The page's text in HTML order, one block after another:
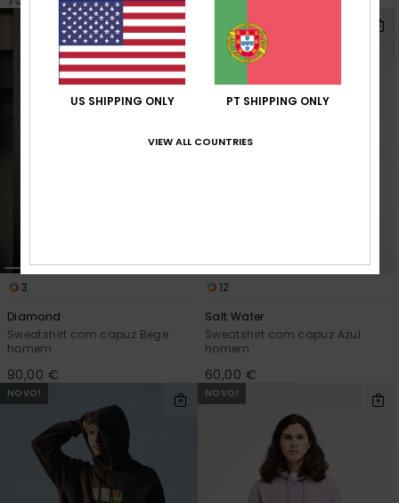
3
Diamond
Sweatshirt com capuz Bege
homem
90,00 €
12
Salt Water
Sweatshirt com capuz Azul
homem
60,00 €
NOVO! NOVO!
US SHIPPING ONLY PT SHIPPING ONLY
VIEW ALL COUNTRIES